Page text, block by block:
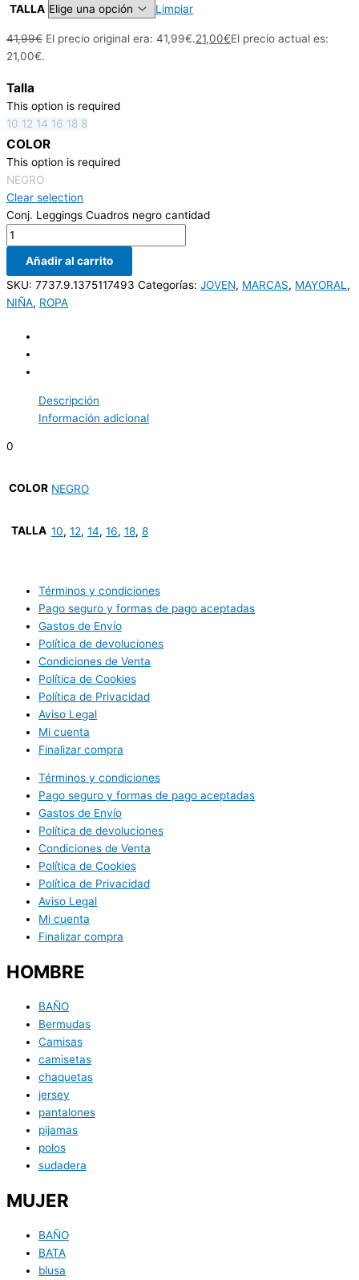
TALLA Limpiar
41,99€ El precio original era: 41,99€.21,00€El precio actual es:
21,00€.
Talla
This option is required
10 12 14 16 18 8
COLOR
This option is required
NEGRO
Clear selection
Conj. Leggings Cuadros negro cantidad
Añadir al carrito
SKU: 7737.9.1375117493 Categorías: JOVEN, MARCAS, MAYORAL ,
NIÑA, ROPA
Descripción
Información adicional
0
COLOR NEGRO
TALLA 10, 12, 14, 16, 18, 8
Términos y condiciones
Pago seguro y formas de pago aceptadas
Gastos de Envío
Política de devoluciones
Condiciones de Venta
Política de Cookies
Política de Privacidad
Aviso Legal
Mi cuenta
Finalizar compra
Términos y condiciones
Pago seguro y formas de pago aceptadas
Gastos de Envío
Política de devoluciones
Condiciones de Venta
Política de Cookies
Política de Privacidad
Aviso Legal
Mi cuenta
Finalizar compra
HOMBRE
BAÑO
Bermudas
Camisas
camisetas
chaquetas
jersey
pantalones
pijamas
polos
sudadera
MUJER
BAÑO
BATA
blusa